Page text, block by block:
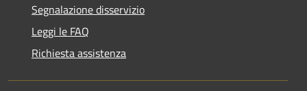
Segnalazione disservizio
Leggi le FAQ
Richiesta assistenza